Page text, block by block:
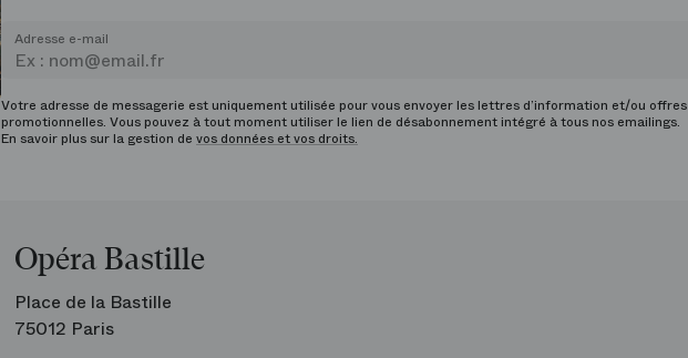
Adresse e-mail
Votre adresse de messagerie est uniquement utilisée pour vous envoyer les lettres d’information et/ou offres
promotionnelles. Vous pouvez à tout moment utiliser le lien de désabonnement intégré à tous nos emailings.
En savoir plus sur la gestion de vos données et vos droits.
Opéra Bastille
Place de la Bastille
75012 Paris